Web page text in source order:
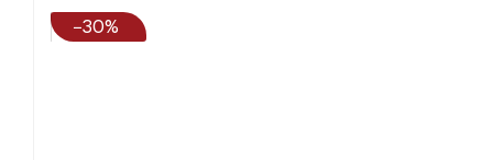
−30%